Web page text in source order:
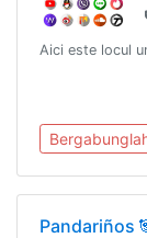
Aici este locul
Pandariños